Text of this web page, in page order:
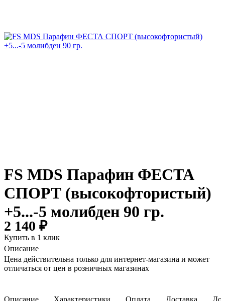
FS MDS Парафин ФЕСТА
СПОРТ (высокофтористый)
+5...-5 молибден 90 гр.
2 140 ₽
Купить в 1 клик
Описание
Цена действительна только для интернет-магазина и может
отличаться от цен в розничных магазинах